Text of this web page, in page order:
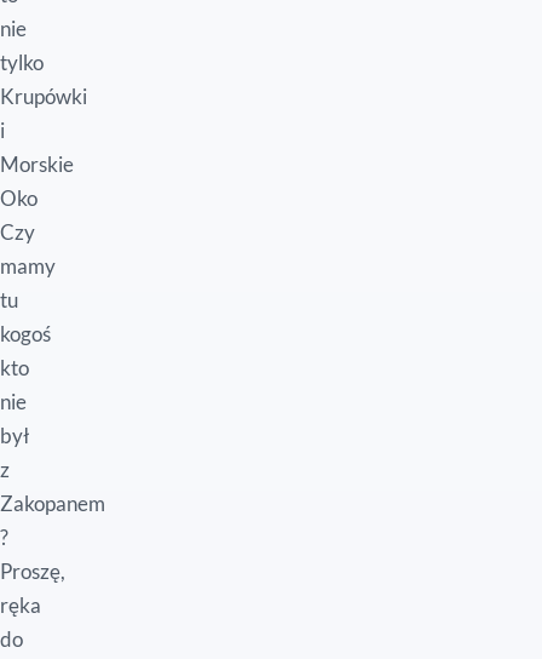
nie
tylko
Krupówki
i
Morskie
Oko
Czy
mamy
tu
kogoś
kto
nie
był
z
Zakopanem
?
Proszę,
ręka
do